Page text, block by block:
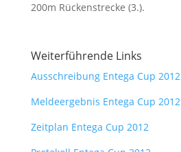
200m Rückenstrecke (3.).
Weiterführende Links
Ausschreibung Entega Cup 2012
Meldeergebnis Entega Cup 2012
Zeitplan Entega Cup 2012